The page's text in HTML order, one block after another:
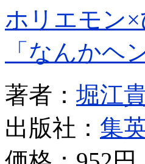
ホリエモン
「なんかヘ
著者： 堀江
出版社： 集